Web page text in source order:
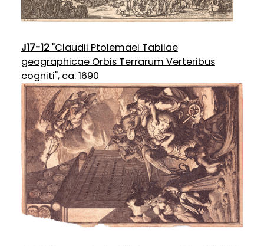
J17-12"Claudii Ptolemaei Tabilae
geographicae Orbis Terrarum Verteribus
cogniti", ca. 1690